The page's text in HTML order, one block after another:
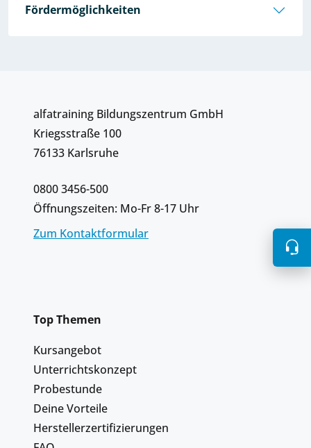
Fördermöglichkeiten
alfatraining Bildungszentrum GmbH
Kriegsstraße 100
76133 Karlsruhe
0800 3456-500
Öffnungszeiten: Mo-Fr 8-17 Uhr
Zum Kontaktformular
Top Themen
Kursangebot
Unterrichtskonzept
Probestunde
Deine Vorteile
Herstellerzertifizierungen